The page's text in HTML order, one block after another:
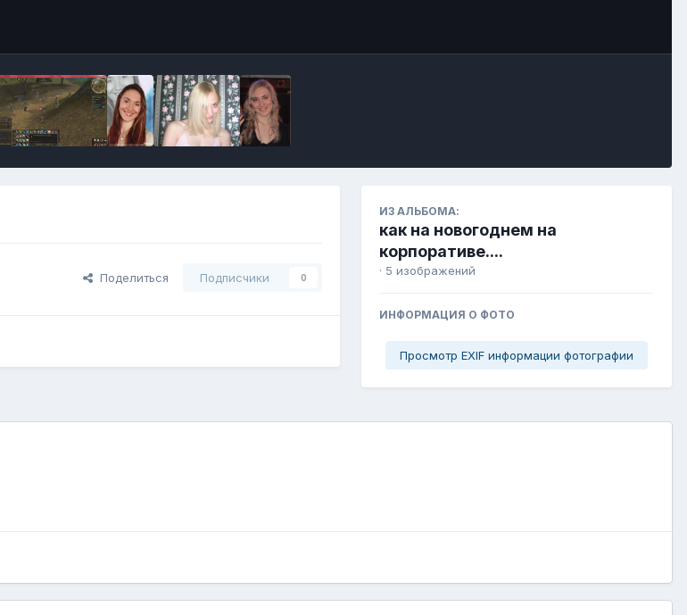
Поделиться Подписчики 0
ИЗ АЛЬБОМА:
как на новогоднем на
корпоративе....
· 5 изображений
ИНФОРМАЦИЯ О ФОТО
Просмотр EXIF информации фотографии